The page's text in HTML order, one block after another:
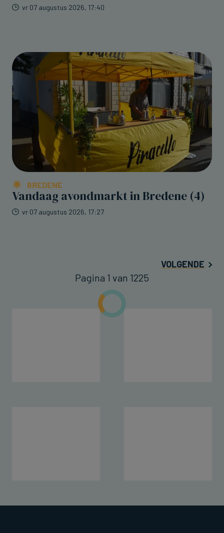
vr 07 augustus 2026, 17:40
BREDENE
Vandaag avondmarkt in Bredene (4)
vr 07 augustus 2026, 17:27
VOLGENDE
Pagina 1 van 1225